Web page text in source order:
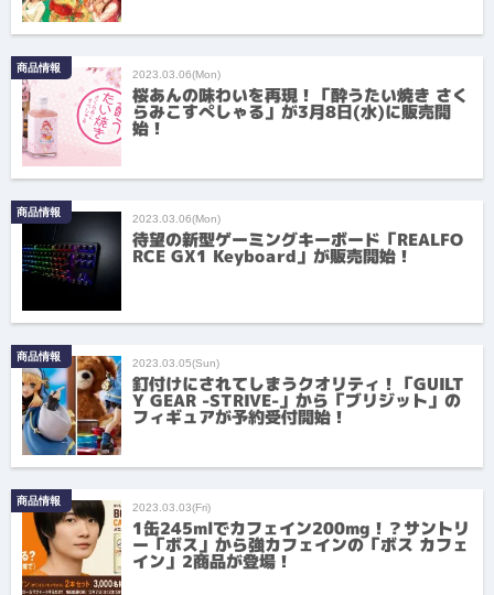
商品情報 2023.03.06(Mon)
桜あんの味わいを再現！「酔うたい焼き さく
らみこすぺしゃる」が3月8日(水)に販売開
始！
商品情報 2023.03.06(Mon)
待望の新型ゲーミングキーボード「REALFO
RCE GX1 Keyboard」が販売開始！
商品情報 2023.03.05(Sun)
釘付けにされてしまうクオリティ！「GUILT
Y GEAR -STRIVE-」から「ブリジット」の
フィギュアが予約受付開始！
商品情報 2023.03.03(Fri)
1缶245mlでカフェイン200mg！？サントリ
ー「ボス」から強カフェインの「ボス カフェ
イン」2商品が登場！